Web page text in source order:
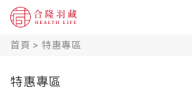
首頁 > 特惠專區
特惠專區